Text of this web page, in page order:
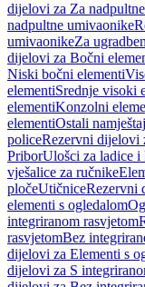
dijelovi za Za
nadpultne umivaonike
umivaonikeZa
dijelovi za Bočni
Niski bočni elementi
elementiSrednje visoki
elementiKonzolni
elementiOstali namještaj
policeRezervni dijelovi
PriborUlošci za ladice i
vješalice za ručnike
pločeUtičniceRezervni
elementi s ogledalom
integriranom rasvjetom
rasvjetomBez
dijelovi za Elementi s
dijelovi za S